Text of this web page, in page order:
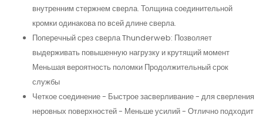
внутренним стержнем сверла. Толщина соединительной
кромки одинакова по всей длине сверла.
Поперечный срез сверла Thunderweb: Позволяет
выдерживать повышенную нагрузку и крутящий момент
Меньшая вероятность поломки Продолжительный срок
службы
Четкое соединение - Быстрое засверливание - для сверления
неровных поверхностей - Меньше усилий - Отлично подходит